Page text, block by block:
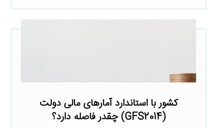
کشور با استاندارد آمارهای مالی دولت
(GFS2014) چقدر فاصله دارد؟